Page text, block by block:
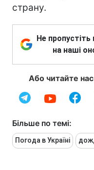
страну.
Не
на наші
Або читайте
Більше по темі:
Погода в Україні